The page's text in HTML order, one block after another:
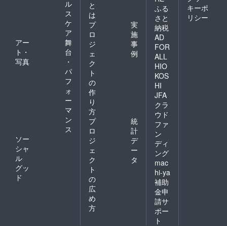
ル
ス
ケ
ア
アー
ト・
写真
舞
台
・
パ
フ
ォ
ー
マ
ン
ス
ソー
シャ
ル
グッ
ド
と
は
プ
ロ
ジ
ェ
ク
ト
の
作
り
方
実
施
事
例
プ
ロ
ジ
ェ
ク
ト
の
広
め
方
統
計
デ
ー
タ
ふる
さと
納税
AD
FOR
ALL
HIO
KOS
HI
JFA
クラ
ウド
ファ
ン
ディ
ング
mac
hi-ya
補助
金申
請サ
ポー
ト
キーポ
リシー